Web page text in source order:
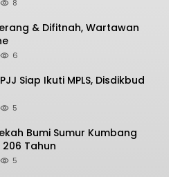
8
& Difitnah, Wartawan
6
Ikuti MPLS, Disdikbud
5
Bumi Sumur Kumbang
206 Tahun
5